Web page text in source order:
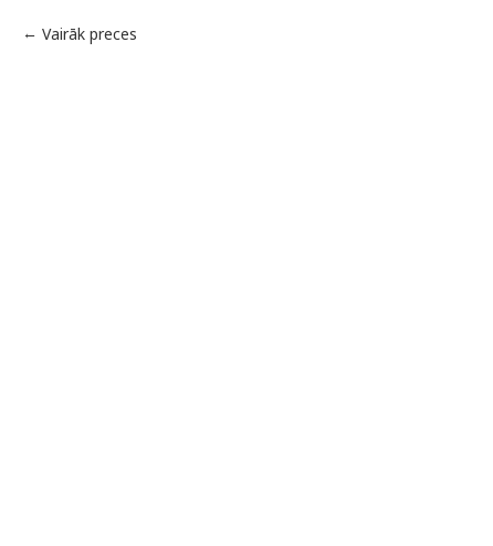
Vairāk preces